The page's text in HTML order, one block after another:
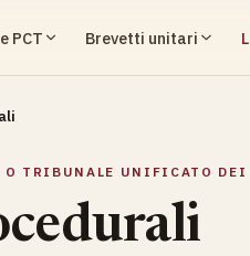
PCT Brevetti unitari
TRIBUNALE UNIFICATO DEI